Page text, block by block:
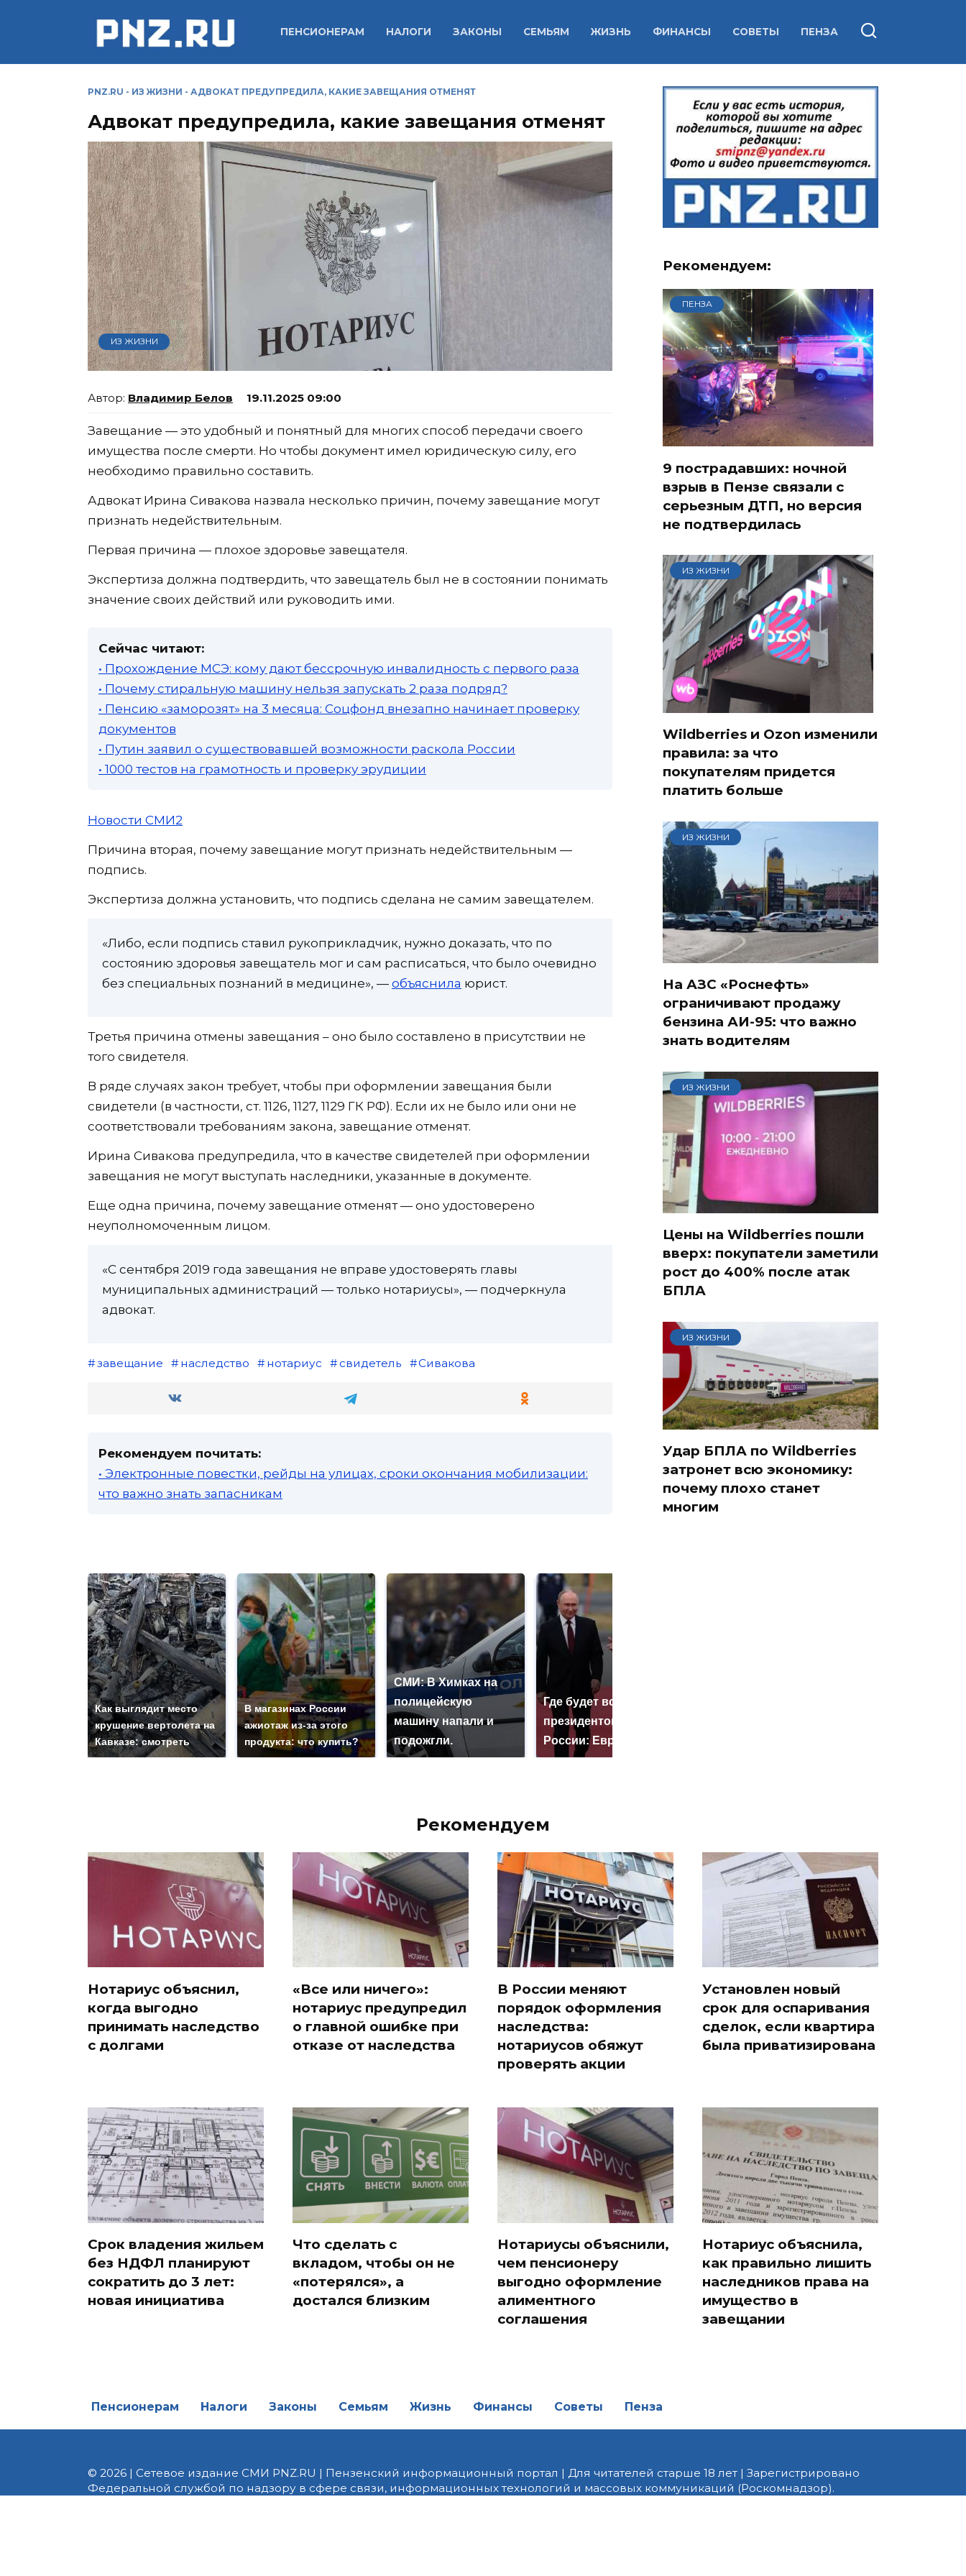
ПЕНСИОНЕРАМ НАЛОГИ ЗАКОНЫ СЕМЬЯМ ЖИЗНЬ ФИНАНСЫ СОВЕТЫ ПЕНЗА
PNZ.RU - ИЗ ЖИЗНИ - АДВОКАТ ПРЕДУПРЕДИЛА, КАКИЕ ЗАВЕЩАНИЯ ОТМЕНЯТ
Адвокат предупредила, какие завещания отменят
ИЗ ЖИЗНИ
Владимир Белов 19.11.2025 09:00
Завещание — это удобный и понятный для многих способ передачи своего
имущества после смерти. Но чтобы документ имел юридическую силу, его
необходимо правильно составить.
Адвокат Ирина Сивакова назвала несколько причин, почему завещание могут
признать недействительным.
Первая причина — плохое здоровье завещателя.
Экспертиза должна подтвердить, что завещатель был не в состоянии понимать
значение своих действий или руководить ими.
Сейчас читают:
• Прохождение МСЭ: кому дают бессрочную инвалидность с первого раза
• Почему стиральную машину нельзя запускать 2 раза подряд?
• Пенсию «заморозят» на 3 месяца: Соцфонд внезапно начинает проверку
документов
• Путин заявил о существовавшей возможности раскола России
• 1000 тестов на грамотность и проверку эрудиции
Новости СМИ2
Причина вторая, почему завещание могут признать недействительным —
подпись.
Экспертиза должна установить, что подпись сделана не самим завещателем.
«Либо, если подпись ставил рукоприкладчик, нужно доказать, что по
состоянию здоровья завещатель мог и сам расписаться, что было очевидно
без специальных познаний в медицине», — объяснила юрист.
Третья причина отмены завещания – оно было составлено в присутствии не
того свидетеля.
В ряде случаях закон требует, чтобы при оформлении завещания были
свидетели (в частности, ст. 1126, 1127, 1129 ГК РФ). Если их не было или они не
соответствовали требованиям закона, завещание отменят.
Ирина Сивакова предупредила, что в качестве свидетелей при оформлении
завещания не могут выступать наследники, указанные в документе.
Еще одна причина, почему завещание отменят — оно удостоверено
неуполномоченным лицом.
«С сентября 2019 года завещания не вправе удостоверять главы
муниципальных администраций — только нотариусы», — подчеркнула
адвокат.
завещание наследство нотариус свидетель Сивакова
Рекомендуем почитать:
• Электронные повестки, рейды на улицах, сроки окончания мобилизации:
что важно знать запасникам
Как выглядит место
крушение вертолета на
Кавказе: смотреть
В магазинах России
ажиотаж из-за этого
продукта: что купить?
СМИ: В Химках на
полицейскую
машину напали и
подожгли.
Где будет встреча
президентов США и
России: Европа?
Рекомендуем:
ПЕНЗА
9 пострадавших: ночной
взрыв в Пензе связали с
серьезным ДТП, но версия
не подтвердилась
ИЗ ЖИЗНИ
Wildberries и Ozon изменили
правила: за что
покупателям придется
платить больше
ИЗ ЖИЗНИ
На АЗС «Роснефть»
ограничивают продажу
бензина АИ-95: что важно
знать водителям
ИЗ ЖИЗНИ
Цены на Wildberries пошли
вверх: покупатели заметили
рост до 400% после атак
БПЛА
ИЗ ЖИЗНИ
Удар БПЛА по Wildberries
затронет всю экономику:
почему плохо станет
многим
Рекомендуем
Нотариус объяснил,
когда выгодно
принимать наследство
с долгами
«Все или ничего»:
нотариус предупредил
о главной ошибке при
отказе от наследства
В России меняют
порядок оформления
наследства:
нотариусов обяжут
проверять акции
Установлен новый
срок для оспаривания
сделок, если квартира
была приватизирована
Срок владения жильем
без НДФЛ планируют
сократить до 3 лет:
новая инициатива
Что сделать с
вкладом, чтобы он не
«потерялся», а
достался близким
Нотариусы объяснили,
чем пенсионеру
выгодно оформление
алиментного
соглашения
Нотариус объяснила,
как правильно лишить
наследников права на
имущество в
завещании
Пенсионерам Налоги Законы Семьям Жизнь Финансы Советы Пенза
© 2026 | Сетевое издание СМИ PNZ.RU | Пензенский информационный портал | Для читателей старше 18 лет | Зарегистрировано
Федеральной службой по надзору в сфере связи, информационных технологий и массовых коммуникаций (Роскомнадзор).